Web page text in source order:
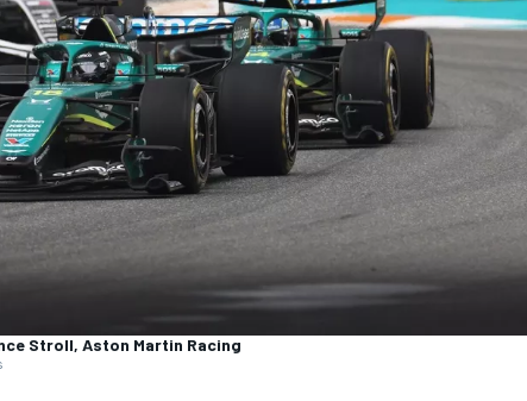
Stroll, Aston Martin Racing